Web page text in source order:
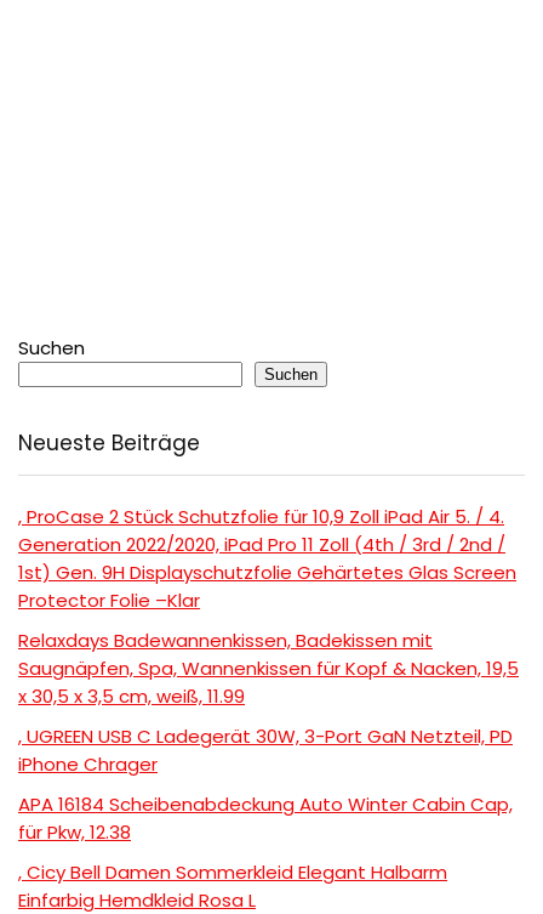
Suchen
Suchen
Neueste Beiträge
, ProCase 2 Stück Schutzfolie für 10,9 Zoll iPad Air 5. / 4.
Generation 2022/2020, iPad Pro 11 Zoll (4th / 3rd / 2nd /
1st) Gen. 9H Displayschutzfolie Gehärtetes Glas Screen
Protector Folie –Klar
Relaxdays Badewannenkissen, Badekissen mit
Saugnäpfen, Spa, Wannenkissen für Kopf & Nacken, 19,5
x 30,5 x 3,5 cm, weiß, 11.99
, UGREEN USB C Ladegerät 30W, 3-Port GaN Netzteil, PD
iPhone Chrager
APA 16184 Scheibenabdeckung Auto Winter Cabin Cap,
für Pkw, 12.38
, Cicy Bell Damen Sommerkleid Elegant Halbarm
Einfarbig Hemdkleid Rosa L